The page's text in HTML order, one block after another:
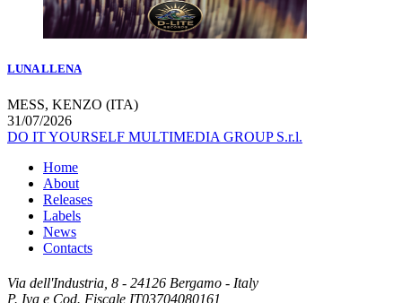
LUNA LLENA
MESS, KENZO (ITA)
31/07/2026
DO IT YOURSELF MULTIMEDIA GROUP S.r.l.
Home
About
Releases
Labels
News
Contacts
Via dell'Industria, 8 - 24126 Bergamo - Italy
P. Iva e Cod. Fiscale IT03704080161